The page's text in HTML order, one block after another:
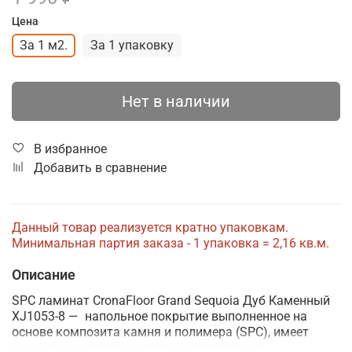
Цена
За 1 м2. За 1 упаковку
Нет в наличии
В избранное
Добавить в сравнение
Данный товар реализуется кратно упаковкам.
Минимальная партия заказа - 1 упаковка = 2,16 кв.м.
Описание
SPC ламинат CronaFloor Grand Sequoia Дуб Каменный
XJ1053-8 — напольное покрытие выполненное на
основе композита камня и полимера (SPC), имеет